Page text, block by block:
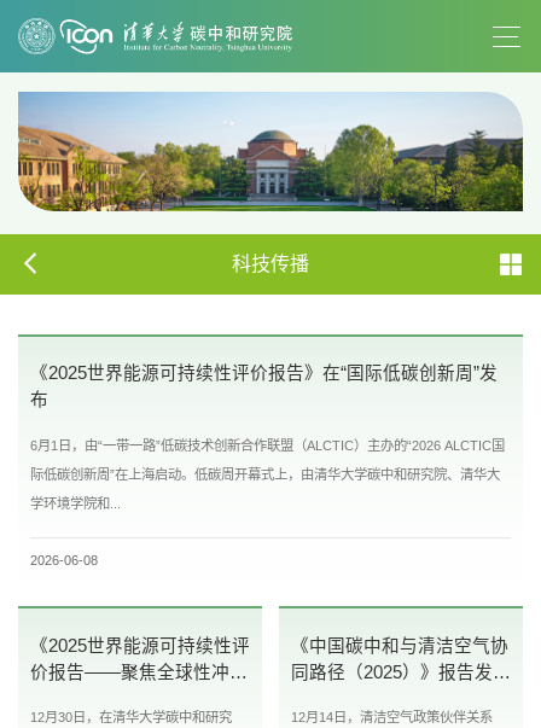
科技传播
《2025世界能源可持续性评价报告》在“国际低碳创新周”发
布
6月1日，由“一带一路”低碳技术创新合作联盟（ALCTIC）主办的“2026 ALCTIC国
际低碳创新周”在上海启动。低碳周开幕式上，由清华大学碳中和研究院、清华大
学环境学院和...
2026-06-08
《2025世界能源可持续性评
价报告——聚焦全球性冲击
12月30日，在清华大学碳中和研究
《中国碳中和与清洁空气协
同路径（2025）》报告发布
12月14日，清洁空气政策伙伴关系